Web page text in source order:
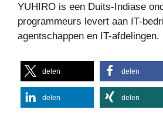
YUHIRO is een Duits-Indiase
programmeurs levert aan IT-
agentschappen en IT-afdelingen.
delen delen
delen delen